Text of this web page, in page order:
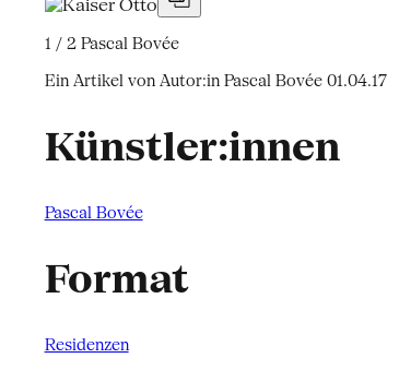
1 / 2Pascal Bovée
Ein Artikel von Autor:in Pascal Bovée01.04.17
Künstler:innen
Pascal Bovée
Format
Residenzen